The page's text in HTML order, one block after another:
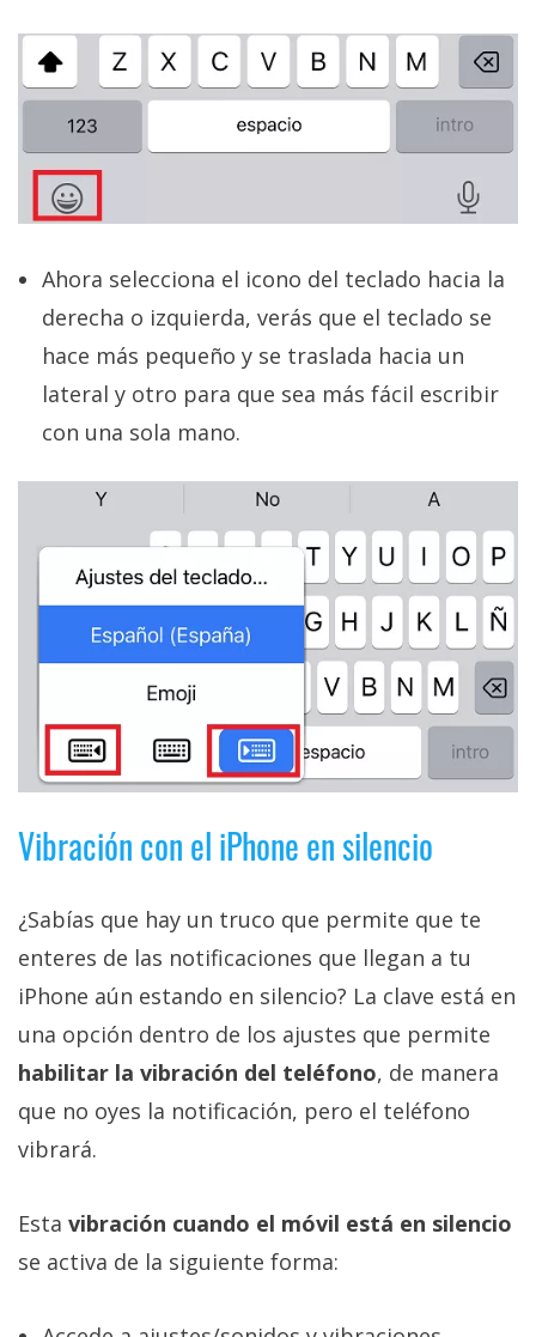
Ahora selecciona el icono del teclado hacia la
derecha o izquierda, verás que el teclado se
hace más pequeño y se traslada hacia un
lateral y otro para que sea más fácil escribir
con una sola mano.
Vibración con el iPhone en silencio
¿Sabías que hay un truco que permite que te
enteres de las notificaciones que llegan a tu
iPhone aún estando en silencio? La clave está en
una opción dentro de los ajustes que permite
habilitar la vibración del teléfono, de manera
que no oyes la notificación, pero el teléfono
vibrará.
Esta vibración cuando el móvil está en silencio
se activa de la siguiente forma: